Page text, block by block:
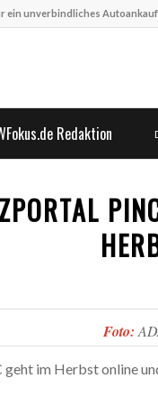
ein unverbindliches
Redaktion
Foto:
im Herbst online